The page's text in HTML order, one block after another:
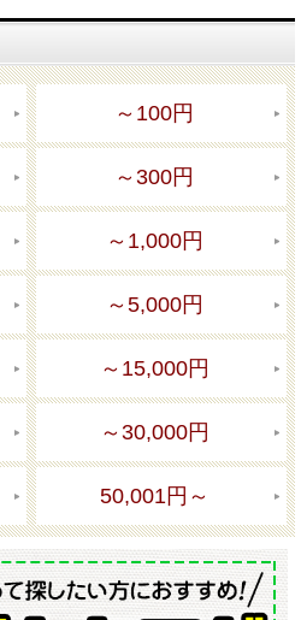
～100円
～300円
～1,000円
～5,000円
～15,000円
～30,000円
50,001円～